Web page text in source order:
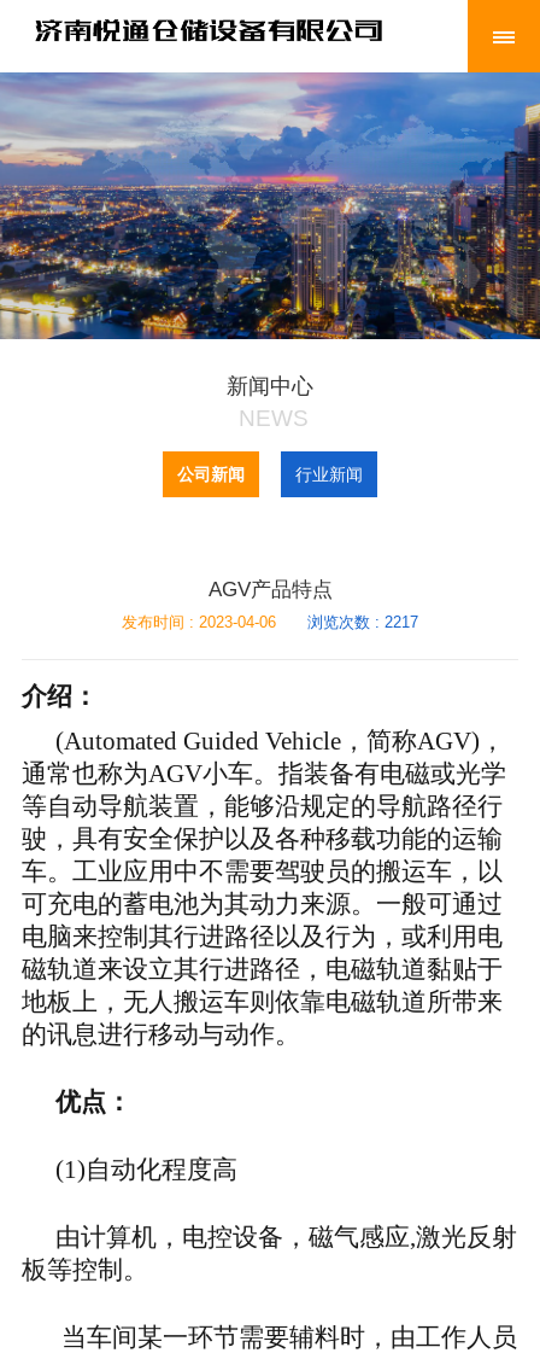
新闻中心
NEWS
公司新闻 行业新闻
AGV产品特点
发布时间 : 2023-04-06 浏览次数 : 2217
介绍：
(Automated Guided Vehicle，简称AGV)，
通常也称为AGV小车。指装备有电磁或光学
等自动导航装置，能够沿规定的导航路径行
驶，具有安全保护以及各种移载功能的运输
车。工业应用中不需要驾驶员的搬运车，以
可充电的蓄电池为其动力来源。一般可通过
电脑来控制其行进路径以及行为，或利用电
磁轨道来设立其行进路径，电磁轨道黏贴于
地板上，无人搬运车则依靠电磁轨道所带来
的讯息进行移动与动作。
优点：
(1)自动化程度高
由计算机，电控设备，磁气感应,激光反射
板等控制。
当车间某一环节需要辅料时，由工作人员